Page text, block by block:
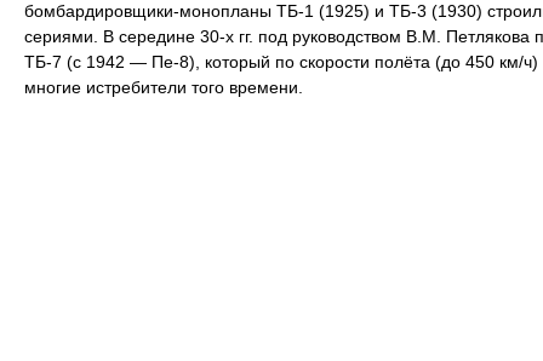
бомбардировщики-монопланы ТБ-1 (1925) и ТБ-3 (1930)
сериями. В середине 30-х гг. под руководством В.М. Петлякова
ТБ-7 (с 1942 — Пе-8), который по скорости полёта (до 450 км/ч)
многие истребители того времени.